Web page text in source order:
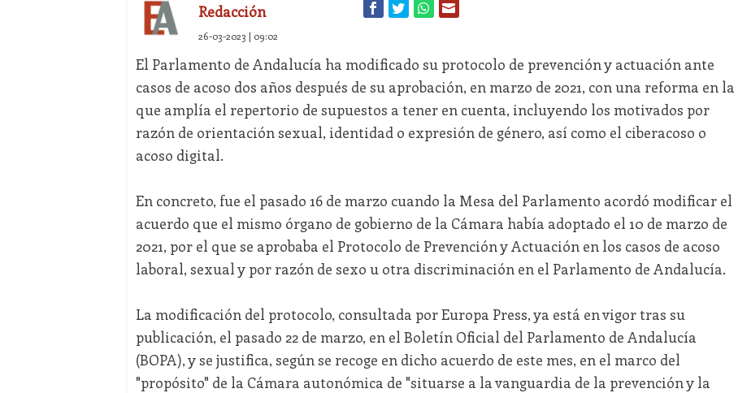
Redacción
26-03-2023 | 09:02
El Parlamento de Andalucía ha modificado su protocolo de prevención y actuación ante
casos de acoso dos años después de su aprobación, en marzo de 2021, con una reforma en la
que amplía el repertorio de supuestos a tener en cuenta, incluyendo los motivados por
razón de orientación sexual, identidad o expresión de género, así como el ciberacoso o
acoso digital.
En concreto, fue el pasado 16 de marzo cuando la Mesa del Parlamento acordó modificar el
acuerdo que el mismo órgano de gobierno de la Cámara había adoptado el 10 de marzo de
2021, por el que se aprobaba el Protocolo de Prevención y Actuación en los casos de acoso
laboral, sexual y por razón de sexo u otra discriminación en el Parlamento de Andalucía.
La modificación del protocolo, consultada por Europa Press, ya está en vigor tras su
publicación, el pasado 22 de marzo, en el Boletín Oficial del Parlamento de Andalucía
(BOPA), y se justifica, según se recoge en dicho acuerdo de este mes, en el marco del
"propósito" de la Cámara autonómica de "situarse a la vanguardia de la prevención y la